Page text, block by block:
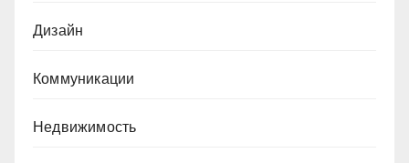
Дизайн
Коммуникации
Недвижимость